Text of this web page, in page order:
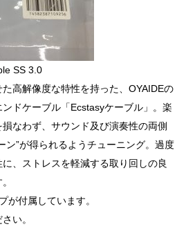
SS 3.0
高解像度な特性を持った、OYAIDEの
ドケーブル「Ecstasyケーブル」。楽
なわず、サウンド及び演奏性の両側
ン”が得られるようチューニング。過度
、ストレスを軽減する取り回しの良
が付属しています。
い。